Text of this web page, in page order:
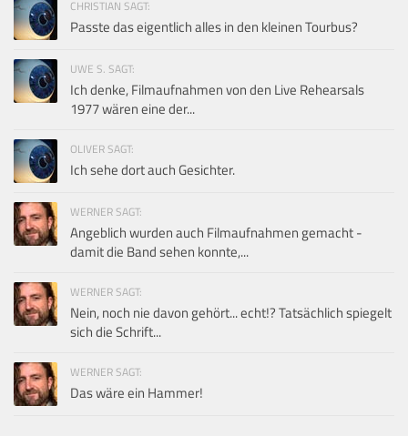
CHRISTIAN SAGT:
Passte das eigentlich alles in den kleinen Tourbus?
UWE S. SAGT:
Ich denke, Filmaufnahmen von den Live Rehearsals
1977 wären eine der...
OLIVER SAGT:
Ich sehe dort auch Gesichter.
WERNER SAGT:
Angeblich wurden auch Filmaufnahmen gemacht -
damit die Band sehen konnte,...
WERNER SAGT:
Nein, noch nie davon gehört... echt!? Tatsächlich spiegelt
sich die Schrift...
WERNER SAGT:
Das wäre ein Hammer!